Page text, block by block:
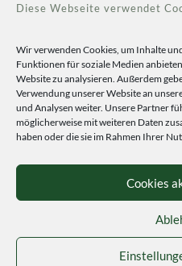
Diese Webseite verwendet
Wir verwenden Cookies, um Inhalte
Funktionen für soziale Medien
Website zu analysieren. Außerdem
Verwendung unserer Website an
und Analysen weiter. Unsere Partner
möglicherweise mit weiteren Daten
haben oder die sie im Rahmen Ihrer
Cookies
© 2020 Staudengärtnerei